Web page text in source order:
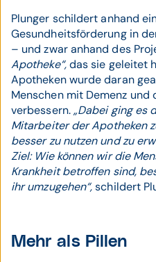
Plunger schildert anhand
Gesundheitsförderung in
– und zwar anhand des
Apotheke“,das sie geleitet
Apotheken wurde daran
Menschen mit Demenz und
verbessern.„Dabei ging es
Mitarbeiter der Apotheken
besser zu nutzen und zu
Ziel: Wie können wir die
Krankheit betroffen sind,
ihr umzugehen“,schildert
Mehr als Pillen